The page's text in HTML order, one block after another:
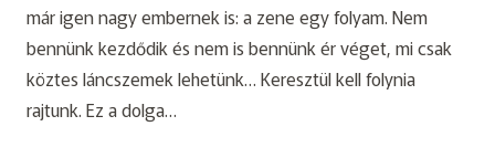
már igen nagy embernek is: a zene egy folyam. Nem
bennünk kezdődik és nem is bennünk ér véget, mi csak
köztes láncszemek lehetünk… Keresztül kell folynia
rajtunk. Ez a dolga…